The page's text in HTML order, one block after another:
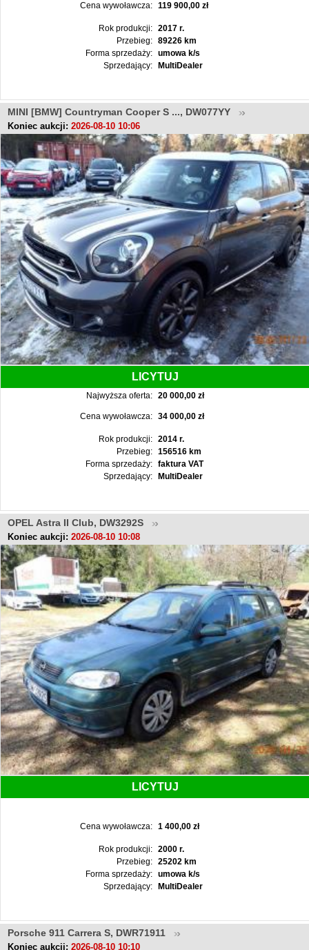
Cena wywoławcza: 119 900,00 zł
Rok produkcji:
2017 r.
Przebieg:
89226 km
Forma sprzedaży:
umowa k/s
Sprzedający:
MultiDealer
MINI [BMW] Countryman Cooper S ..., DW077YY
Koniec aukcji: 2026-08-10 10:06
LICYTUJ
Najwyższa oferta: 20 000,00 zł
Cena wywoławcza: 34 000,00 zł
Rok produkcji:
2014 r.
Przebieg:
156516 km
Forma sprzedaży:
faktura VAT
Sprzedający:
MultiDealer
OPEL Astra II Club, DW3292S
Koniec aukcji: 2026-08-10 10:08
LICYTUJ
Cena wywoławcza: 1 400,00 zł
Rok produkcji:
2000 r.
Przebieg:
25202 km
Forma sprzedaży:
umowa k/s
Sprzedający:
MultiDealer
Porsche 911 Carrera S, DWR71911
Koniec aukcji: 2026-08-10 10:10